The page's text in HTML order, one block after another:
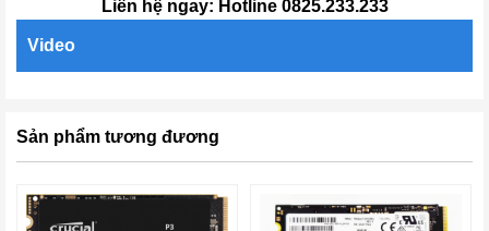
Liên hệ ngay: Hotline 0825.233.233
Video
Sản phẩm tương đương